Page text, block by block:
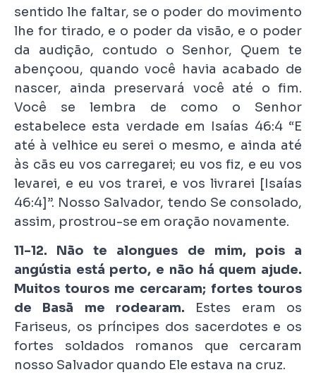
sentido lhe faltar, se o poder do movimento
lhe for tirado, e o poder da visão, e o poder
da audição, contudo o Senhor, Quem te
abençoou, quando você havia acabado de
nascer, ainda preservará você até o fim.
Você se lembra de como o Senhor
estabelece esta verdade em Isaías 46:4 “E
até à velhice eu serei o mesmo, e ainda até
às cãs eu vos carregarei; eu vos fiz, e eu vos
levarei, e eu vos trarei, e vos livrarei [Isaías
46:4]”. Nosso Salvador, tendo Se consolado,
assim, prostrou-se em oração novamente.
11-12. Não te alongues de mim, pois a
angústia está perto, e não há quem ajude.
Muitos touros me cercaram; fortes touros
de Basã me rodearam. Estes eram os
Fariseus, os príncipes dos sacerdotes e os
fortes soldados romanos que cercaram
nosso Salvador quando Ele estava na cruz.